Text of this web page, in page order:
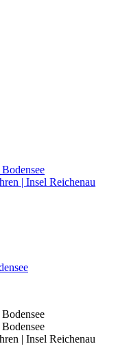
| Insel Reichenau
| Insel Reichenau